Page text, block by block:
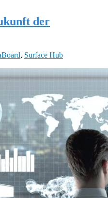
der
, Surface Hub